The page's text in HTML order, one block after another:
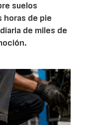
suelos
horas de pie
de miles de